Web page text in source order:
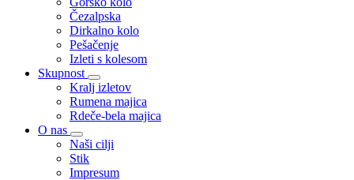
Čezalpska
Dirkalno kolo
Pešačenje
Izleti s kolesom
Skupnost
Kralj izletov
Rumena majica
Rdeče-bela majica
O nas
Naši cilji
Stik
Impresum